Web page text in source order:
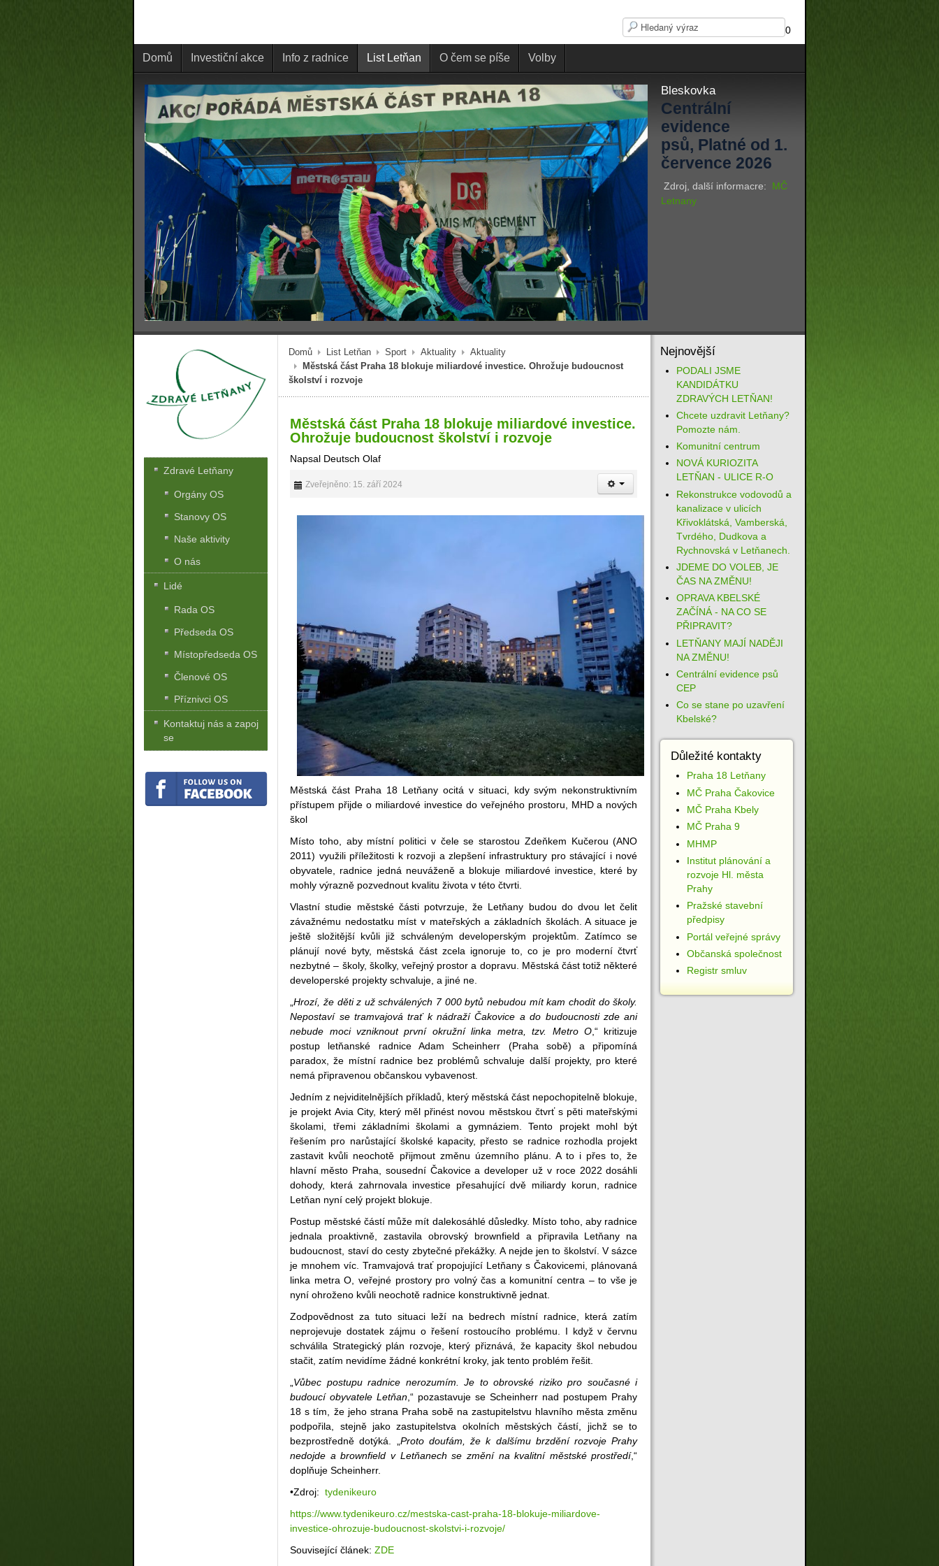
0
Domů Investiční akce Info z radnice List Letňan O čem se píše Volby
Bleskovka
Centrální
evidence
psů, Platné od 1.
července 2026
Zdroj, další informacre: MČ
Letnany
Domů List Letňan Sport Aktuality
Aktuality
Městská část Praha 18 blokuje miliardové investice. Ohrožuje budoucnost
školství i rozvoje
Městská část Praha 18 blokuje miliardové investice.
Ohrožuje budoucnost školství i rozvoje
Napsal Deutsch Olaf
Zveřejněno: 15. září 2024
Městská část Praha 18 Letňany ocitá v situaci, kdy svým nekonstruktivním
přístupem přijde o miliardové investice do veřejného prostoru, MHD a nových
škol
Místo toho, aby místní politici v čele se starostou Zdeňkem Kučerou (ANO
2011) využili příležitosti k rozvoji a zlepšení infrastruktury pro stávající i nové
obyvatele, radnice jedná neuváženě a blokuje miliardové investice, které by
mohly výrazně pozvednout kvalitu života v této čtvrti.
Vlastní studie městské části potvrzuje, že Letňany budou do dvou let čelit
závažnému nedostatku míst v mateřských a základních školách. A situace je
ještě složitější kvůli již schváleným developerským projektům. Zatímco se
plánují nové byty, městská část zcela ignoruje to, co je pro moderní čtvrť
nezbytné – školy, školky, veřejný prostor a dopravu. Městská část totiž některé
developerské projekty schvaluje, a jiné ne.
„Hrozí, že děti z už schválených 7 000 bytů nebudou mít kam chodit do školy.
Nepostaví se tramvajová trať k nádraží Čakovice a do budoucnosti zde ani
nebude moci vzniknout první okružní linka metra, tzv. Metro O,“ kritizuje
postup letňanské radnice Adam Scheinherr (Praha sobě) a připomíná
paradox, že místní radnice bez problémů schvaluje další projekty, pro které
nemá připravenou občanskou vybavenost.
Jedním z nejviditelnějších příkladů, který městská část nepochopitelně blokuje,
je projekt Avia City, který měl přinést novou městskou čtvrť s pěti mateřskými
školami, třemi základními školami a gymnáziem. Tento projekt mohl být
řešením pro narůstající školské kapacity, přesto se radnice rozhodla projekt
zastavit kvůli neochotě přijmout změnu územního plánu. A to i přes to, že
hlavní město Praha, sousední Čakovice a developer už v roce 2022 dosáhli
dohody, která zahrnovala investice přesahující dvě miliardy korun, radnice
Letňan nyní celý projekt blokuje.
Postup městské částí může mít dalekosáhlé důsledky. Místo toho, aby radnice
jednala proaktivně, zastavila obrovský brownfield a připravila Letňany na
budoucnost, staví do cesty zbytečné překážky. A nejde jen to školství. V sázce
je mnohem víc. Tramvajová trať propojující Letňany s Čakovicemi, plánovaná
linka metra O, veřejné prostory pro volný čas a komunitní centra – to vše je
nyní ohroženo kvůli neochotě radnice konstruktivně jednat.
Zodpovědnost za tuto situaci leží na bedrech místní radnice, která zatím
neprojevuje dostatek zájmu o řešení rostoucího problému. I když v červnu
schválila Strategický plán rozvoje, který přiznává, že kapacity škol nebudou
stačit, zatím nevidíme žádné konkrétní kroky, jak tento problém řešit.
Vůbec postupu radnice nerozumím. Je to obrovské riziko pro současné i
budoucí obyvatele Letňan ,“ pozastavuje se Scheinherr nad postupem Prahy
18 s tím, že jeho strana Praha sobě na zastupitelstvu hlavního města změnu
podpořila, stejně jako zastupitelstva okolních městských částí, jichž se to
bezprostředně dotýká. „ Proto doufám, že k dalšímu brzdění rozvoje Prahy
nedojde a brownfield v Letňanech se změní na kvalitní městské prostředí,“
doplňuje Scheinherr.
•Zdroj:tydenikeuro
https://www.tydenikeuro.cz/mestska-cast-praha-18-blokuje-miliardove-
investice-ohrozuje-budoucnost-skolstvi-i-rozvoje/
Související článek:ZDE
Zdravé Letňany
Orgány OS
Stanovy OS
Naše aktivity
O nás
Lidé
Rada OS
Předseda OS
Místopředseda OS
Členové OS
Příznivci OS
Kontaktuj nás a zapoj
se
Nejnovější
PODALI JSME
KANDIDÁTKU
ZDRAVÝCH LETŇAN!
Chcete uzdravit Letňany?
Pomozte nám.
Komunitní centrum
NOVÁ KURIOZITA
LETŇAN - ULICE R-O
Rekonstrukce vodovodů a
kanalizace v ulicích
Křivoklátská, Vamberská,
Tvrdého, Dudkova a
Rychnovská v Letňanech.
JDEME DO VOLEB, JE
ČAS NA ZMĚNU!
OPRAVA KBELSKÉ
ZAČÍNÁ - NA CO SE
PŘIPRAVIT?
LETŇANY MAJÍ NADĚJI
NA ZMĚNU!
Centrální evidence psů
CEP
Co se stane po uzavření
Kbelské?
Důležité kontakty
Praha 18 Letňany
MČ Praha Čakovice
MČ Praha Kbely
MČ Praha 9
MHMP
Institut plánování a
rozvoje Hl. města
Prahy
Pražské stavební
předpisy
Portál veřejné správy
Občanská společnost
Registr smluv